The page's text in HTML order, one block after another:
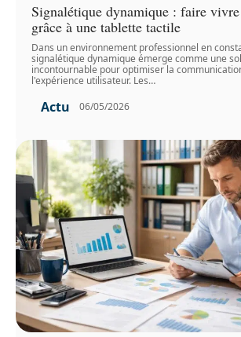
Signalétique dynamique : faire
grâce à une tablette tactile
Dans un environnement professionnel en
signalétique dynamique émerge comme une
incontournable pour optimiser la
l'expérience utilisateur. Les…
Actu 06/05/2026